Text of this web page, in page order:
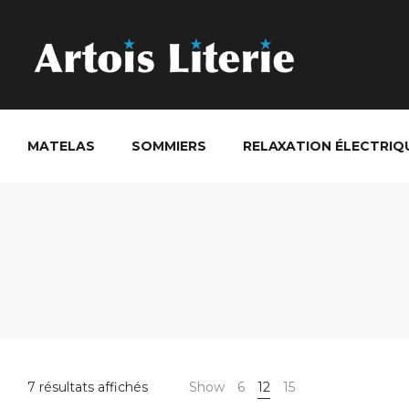
MATELAS SOMMIERS RELAXATION
7 résultats affichésTrié
Show 6 12 15